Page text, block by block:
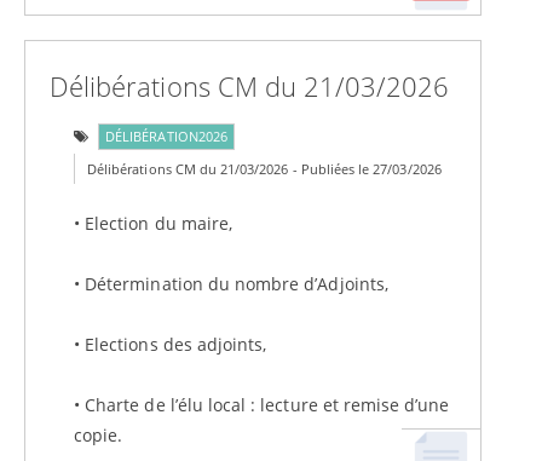
Délibérations CM du 21/03/2026
DÉLIBÉRATION2026
Délibérations CM du 21/03/2026 - Publiées le 27/03/2026
• Election du maire,
• Détermination du nombre d’Adjoints,
• Elections des adjoints,
• Charte de l’élu local : lecture et remise d’une
copie.